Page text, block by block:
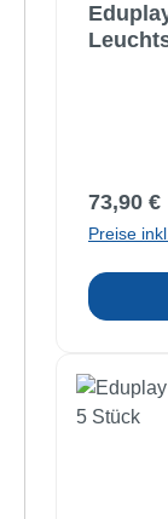
73,90 €
Preise